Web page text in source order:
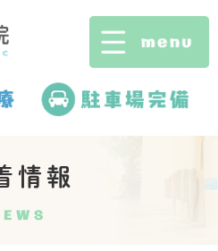
情報